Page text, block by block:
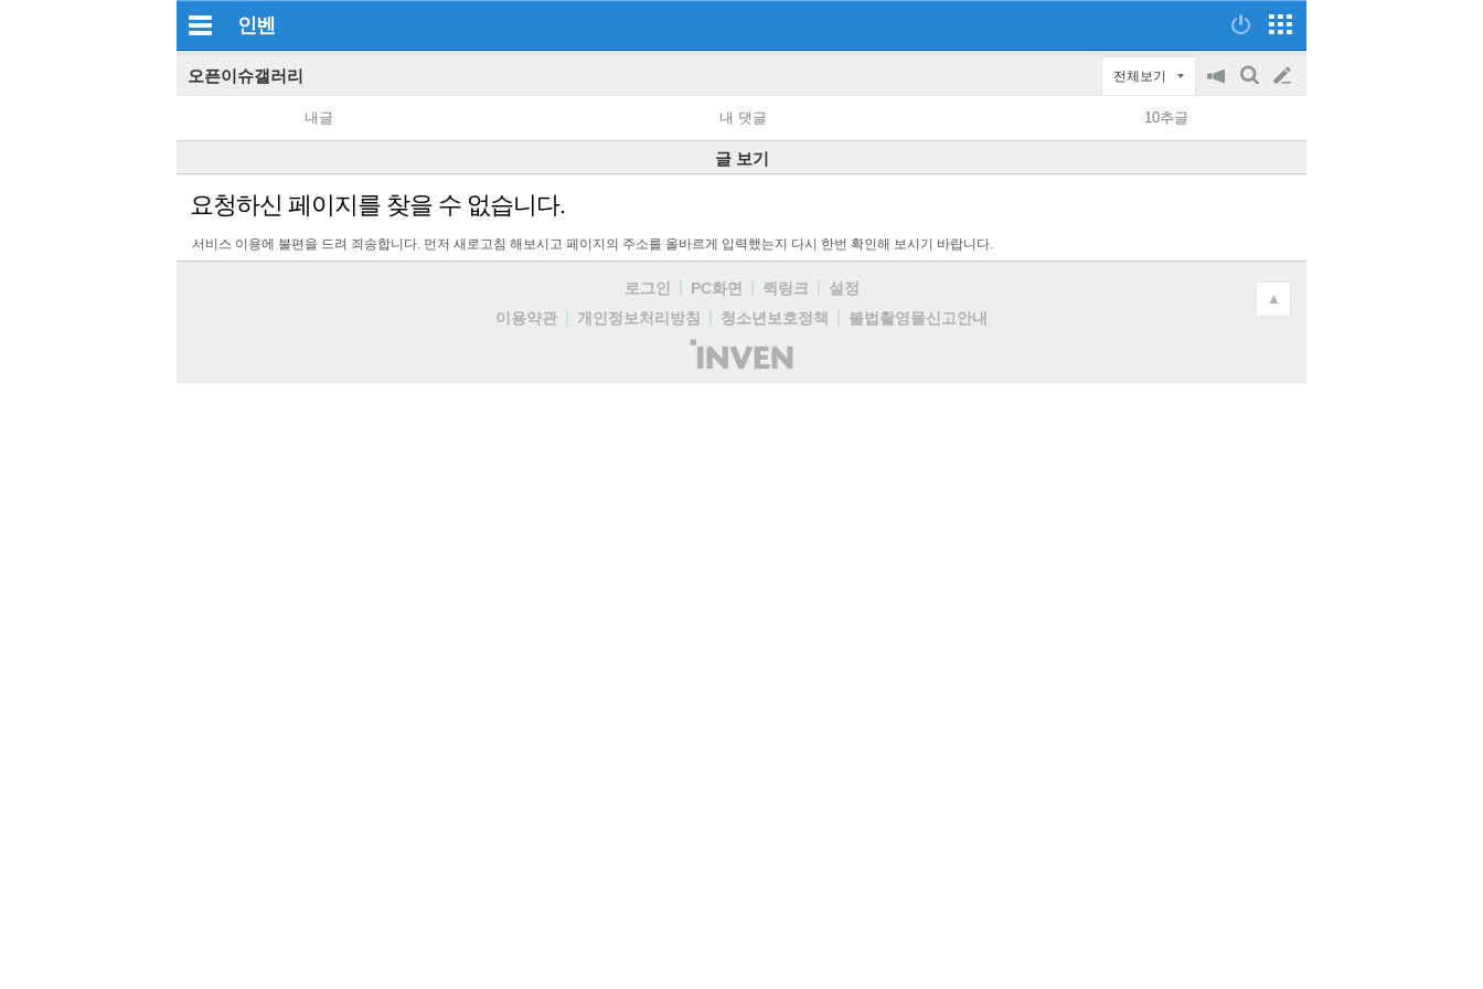
인벤
오픈이슈갤러리 전체보기
공
on/off
검
글
쓰
기
내글 내 댓글 10추글
글 보기
요청하신 페이지를 찾을 수 없습니다.
서비스 이용에 불편을 드려 죄송합니다. 먼저 새로고침 해보시고 페이지의 주소를 올바르게 입력했는지 다시 한번 확인해 보시기 바랍니다.
로그인 PC화면 퀵링크
설정
이용약관
개인정보처리방침 청소년보호정책
불법촬영물신고안내
(주)
인
▲